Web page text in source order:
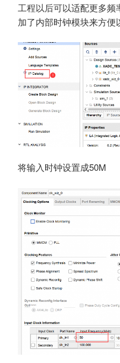
工程以后可以适配更多
加了内部时钟模块来方便
将输入时钟设置成50M